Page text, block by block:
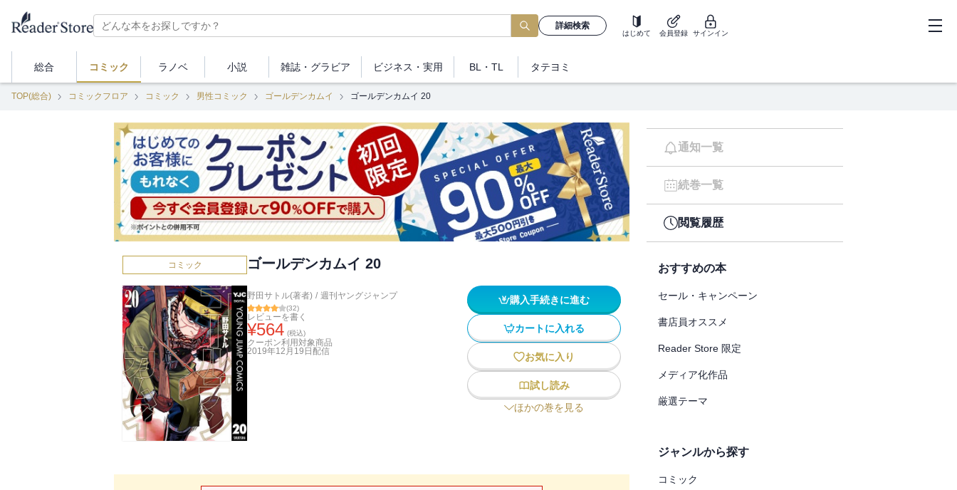
詳細検索
はじめて 会員登録 サインイン
総合 コミック ラノベ 小説 雑誌・ グラビア ビジネス ・実用 BL・TL タテヨミ
TOP(総合) コミックフロア コミック 男性コミック ゴールデンカムイ ゴールデンカムイ 20
コミック ゴールデンカムイ 20
野田サトル(著者) / 週刊ヤングジャンプ
(32)
レビューを書く
¥564 (税込)
クーポン利用対象商品
2019年12月19日 配信
購入手続きに進む
カートに入れる
お気に入り
試し読み
ほかの巻を見る
通知一覧
続巻一覧
閲覧履歴
おすすめの本
セール・キャンペーン
書店員オススメ
Reader Store 限定
メディア化作品
厳選テーマ
ジャンルから探す
コミック